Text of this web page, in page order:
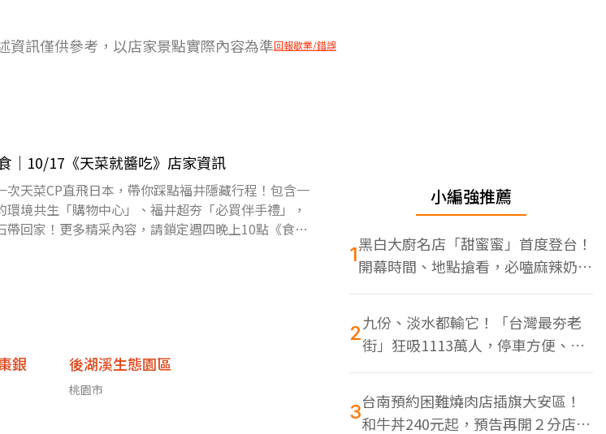
資訊僅供參考，以店家景點實際內容為準回報歇業/錯誤
｜10/17《天菜就醬吃》店家資訊
次天菜CP直飛日本，帶你踩點福井隱藏行程！包含一
境共生「購物中心」、福井超夯「必買伴手禮」，
回家！更多精采內容，請鎖定週四晚上10點《食尚
銀
後湖溪生態園區
桃園市
小編強推薦
1黑白大廚名店「甜蜜蜜」首度登台！
開幕時間、地點搶看，必嗑麻辣奶油
蝦
2九份、淡水都輸它！「台灣最夯老
街」狂吸1113萬人，停車方便、特
色美食多
3台南預約困難燒肉店插旗大安區！
和牛丼240元起，預告再開２分店、